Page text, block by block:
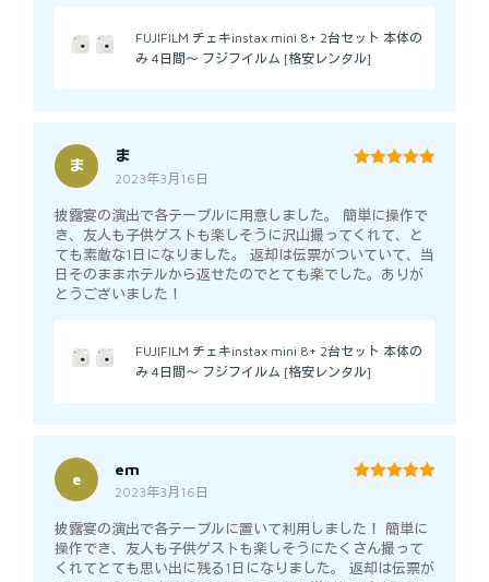
FUJIFILM チェキinstax mini 8+ 2台セット 本体の
み 4日間～ フジフイルム [格安レンタル]
ま
ま
2023年3月16日
披露宴の演出で各テーブルに用意しました。 簡単に操作で
き、友人も子供ゲストも楽しそうに沢山撮ってくれて、と
ても素敵な1日になりました。 返却は伝票がついていて、当
日そのままホテルから返せたのでとても楽でした。ありが
とうございました！
FUJIFILM チェキinstax mini 8+ 2台セット 本体の
み 4日間～ フジフイルム [格安レンタル]
e
em
2023年3月16日
披露宴の演出で各テーブルに置いて利用しました！ 簡単に
操作でき、友人も子供ゲストも楽しそうにたくさん撮って
くれてとても思い出に残る1日になりました。 返却は伝票が